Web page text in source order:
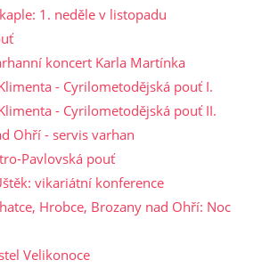
1. neděle v listopadu
koncert Karla Martínka
- Cyrilometodějská pouť I.
- Cyrilometodějská pouť II.
Ohří - servis varhan
Pavlovská pouť
vikariátní konference
Hrobce, Brozany nad Ohří: Noc
Velikonoce